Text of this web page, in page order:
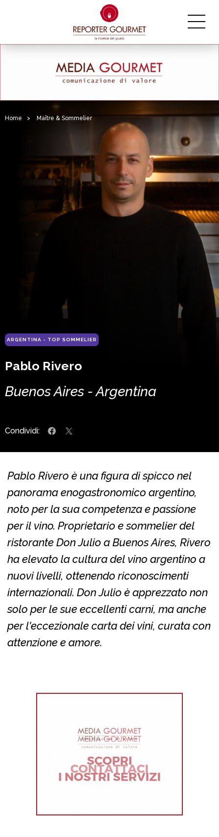
Home > Maître & Sommelier
ARGENTINA - TOP SOMMELIER
Pablo Rivero
Buenos Aires - Argentina
Condividi:
Pablo Rivero è una figura di spicco nel
panorama enogastronomico argentino,
noto per la sua competenza e passione
per il vino. Proprietario e sommelier del
ristorante Don Julio a Buenos Aires, Rivero
ha elevato la cultura del vino argentino a
nuovi livelli, ottenendo riconoscimenti
internazionali. Don Julio è apprezzato non
solo per le sue eccellenti carni, ma anche
per l'eccezionale carta dei vini, curata con
attenzione e amore.